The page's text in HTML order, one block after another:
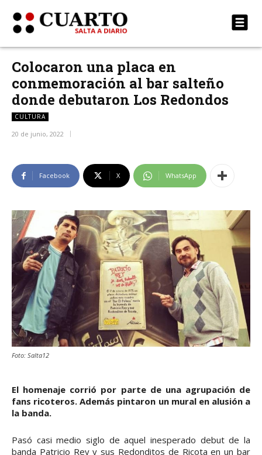
Colocaron una placa en
conmemoración al bar salteño
donde debutaron Los Redondos
CULTURA
20 de junio, 2022
Facebook X WhatsApp
Foto: Salta12
El homenaje corrió por parte de una agrupación de
fans ricoteros. Además pintaron un mural en alusión a
la banda.
Pasó casi medio siglo de aquel inesperado debut de la
banda Patricio Rey y sus Redonditos de Ricota en un bar